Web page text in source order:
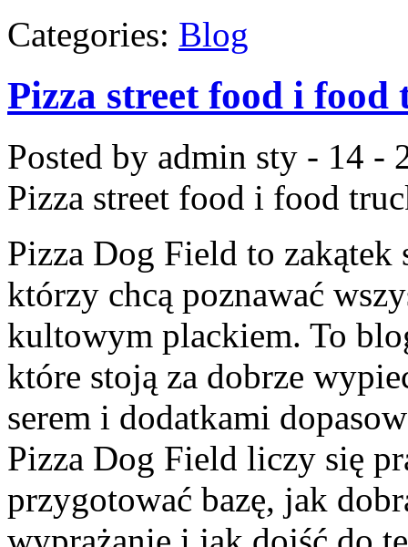
Categories: Blog
Pizza street food i
Posted by admin sty - 14 -
Pizza street food i food
Pizza Dog Field to
którzy chcą poznawać
kultowym plackiem. To
które stoją za dobrze
serem i dodatkami
Pizza Dog Field liczy się
przygotować bazę, jak